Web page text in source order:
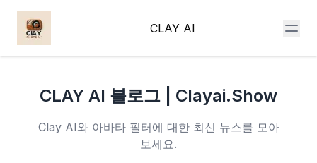
CLAY AI
CLAY AI 블로그 | Clayai.show
Clay AI와 아바타 필터에 대한 최신 뉴스를 모아
보세요.